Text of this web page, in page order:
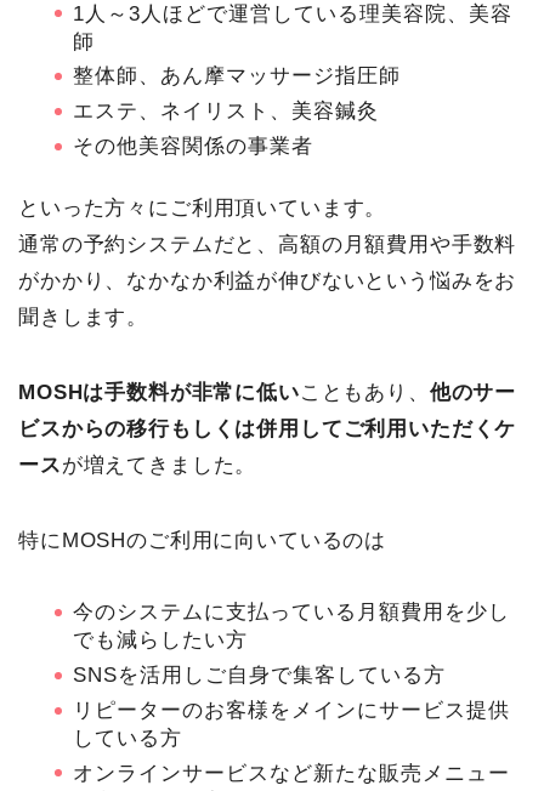
1人～3人ほどで運営している理美容院、美容
師
整体師、あん摩マッサージ指圧師
エステ、ネイリスト、美容鍼灸
その他美容関係の事業者
といった方々にご利用頂いています。
通常の予約システムだと、高額の月額費用や手数料
がかかり、なかなか利益が伸びないという悩みをお
聞きします。
MOSHは手数料が非常に低いこともあり、 他のサー
ビスからの移行もしくは併用してご利用いただくケ
ースが増えてきました。
特にMOSHのご利用に向いているのは
今のシステムに支払っている月額費用を少し
でも減らしたい方
SNSを活用しご自身で集客している方
リピーターのお客様をメインにサービス提供
している方
オンラインサービスなど新たな販売メニュー